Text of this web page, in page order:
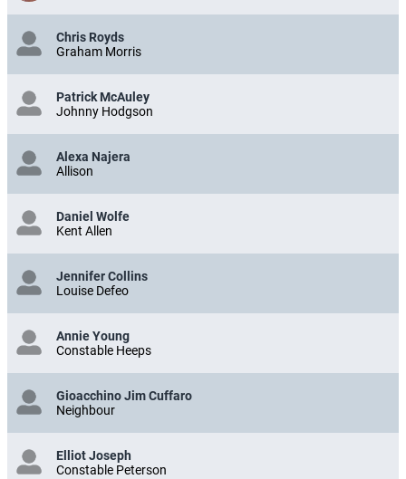
Chris Royds
Graham Morris
Patrick McAuley
Johnny Hodgson
Alexa Najera
Allison
Daniel Wolfe
Kent Allen
Jennifer Collins
Louise Defeo
Annie Young
Constable Heeps
Gioacchino Jim Cuffaro
Neighbour
Elliot Joseph
Constable Peterson